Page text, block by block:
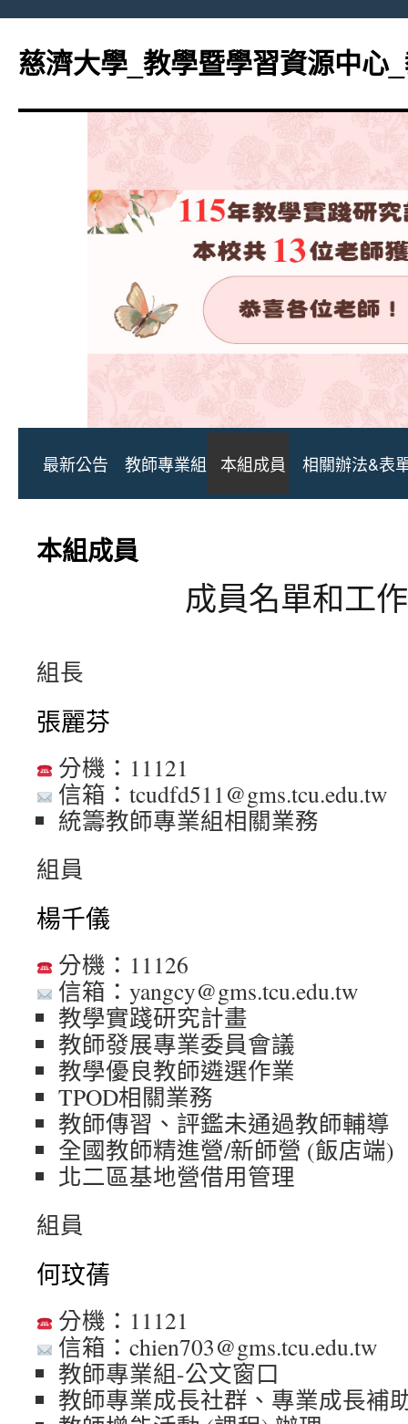
主
要
容
慈濟大學_教學暨學習資源中心
最新公告 教師專業組 本組成員 相關辦法&表
本組成員
成員名單和工
組長
張麗芬
分機：11121
信箱：tcudfd511@gms.tcu.edu.tw
統籌教師專業組相關業務
組員
楊千儀
分機：11126
信箱：yangcy@gms.tcu.edu.tw
教學實踐研究計畫
教師發展專業委員會議
教學優良教師遴選作業
TPOD相關業務
教師傳習、評鑑未通過教師輔導
全國教師精進營/新師營 (飯店端)
北二區基地營借用管理
組員
何玟蒨
分機：11121
信箱：chien703@gms.tcu.edu.tw
教師專業組-公文窗口
教師專業成長社群、專業成長補